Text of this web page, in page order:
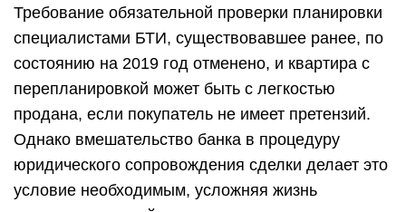
Требование обязательной проверки планировки
специалистами БТИ, существовавшее ранее, по
состоянию на 2019 год отменено, и квартира с
перепланировкой может быть с легкостью
продана, если покупатель не имеет претензий.
Однако вмешательство банка в процедуру
юридического сопровождения сделки делает это
условие необходимым, усложняя жизнь